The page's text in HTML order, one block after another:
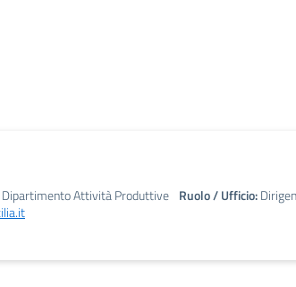
Attività Produttive Ruolo / Ufficio: